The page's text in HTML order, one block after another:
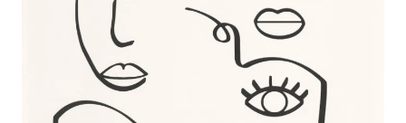
COLLEZIONE CARTA DA PARATI